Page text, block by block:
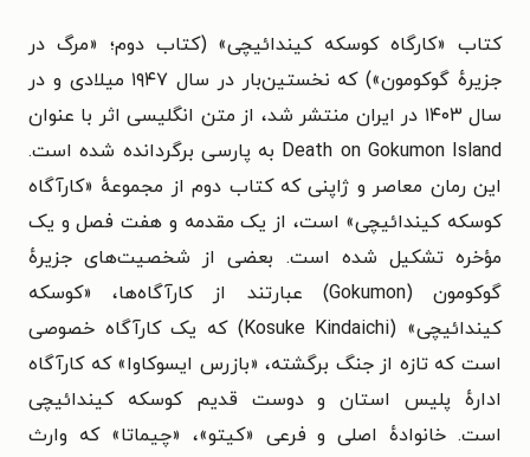
کتاب «کارگاه کوسکه کیندائیچی» (کتاب دوم؛ «مرگ در
جزیرهٔ گوکومون») که نخستین‌بار در سال ۱۹۴۷ میلادی و در
سال ۱۴۰۳ در ایران منتشر شد، از متن انگلیسی اثر با عنوان
Death on Gokumon Island به پارسی برگردانده شده است.
این رمان معاصر و ژاپنی که کتاب دوم از مجموعهٔ «کارآگاه
کوسکه کیندائیچی» است، از یک مقدمه و هفت فصل و یک
مؤخره تشکیل شده است. بعضی از شخصیت‌های جزیرهٔ
گوکومون (Gokumon) عبارتند از
کارآگاه‌ها، «کوسکه
کیندائیچی» (Kosuke Kindaichi) که یک کارآگاه خصوصی
است که تازه از جنگ برگشته، «بازرس ایسوکاوا» که کارآگاه
ادارهٔ پلیس استان و دوست قدیم کوسکه کیندائیچی
است. خانوادهٔ اصلی و فرعی «کیتو»، «چیماتا» که وارث